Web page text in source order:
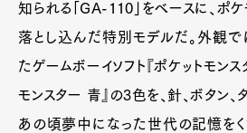
知られる「GA-110」をベースに、ポ
落とし込んだ特別モデルだ。外観
たゲームボーイソフト『ポケットモンス
モンスター 青』の3色を、針、ボタン、
あの頃夢中になった世代の記憶をく